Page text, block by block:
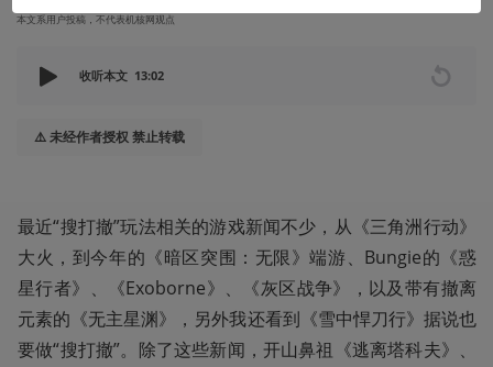
本文系用户投稿，不代表机核网观点
收听本文 13:02
⚠️ 未经作者授权 禁止转载
最近“搜打撤”玩法相关的游戏新闻不少，从《三角洲行动》
大火，到今年的《暗区突围：无限》端游、Bungie的《惑
星行者》、《Exoborne》、《灰区战争》，以及带有撤离
元素的《无主星渊》，另外我还看到《雪中悍刀行》据说也
要做“搜打撤”。除了这些新闻，开山鼻祖《逃离塔科夫》、